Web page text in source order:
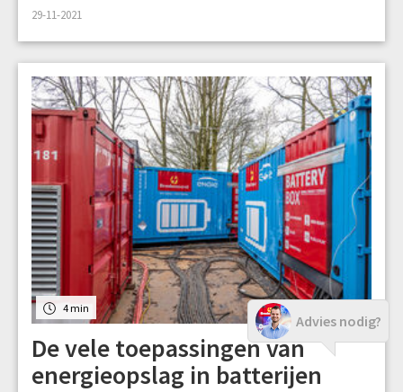
Advies nodig?
29-11-2021
4 min
De vele toepassingen van
energieopslag in batterijen